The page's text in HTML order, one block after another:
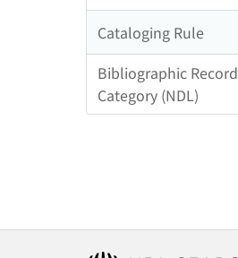
Cataloging Rule
Bibliographic Record
Category (NDL)